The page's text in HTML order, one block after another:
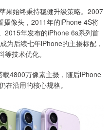
果始终秉持稳健升级策略。2007
摄像头，2011年的iPhone 4S将
2015年发布的iPhone 6s系列首
为后续七年iPhone的主摄标配，
技术优化。
4800万像素主摄，随后iPhone
在沿用的核心规格。